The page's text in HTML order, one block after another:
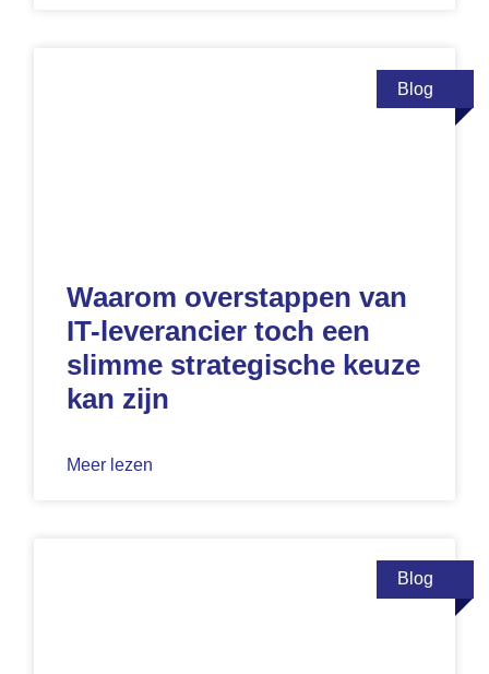
Blog
Waarom overstappen van
IT-leverancier toch een
slimme strategische keuze
kan zijn
Meer lezen
Blog